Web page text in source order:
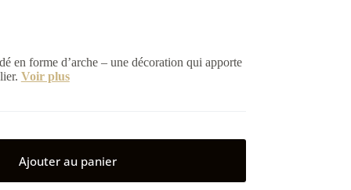
en forme d’arche – une décoration qui apporte
Voir plus
Ajouter au panier